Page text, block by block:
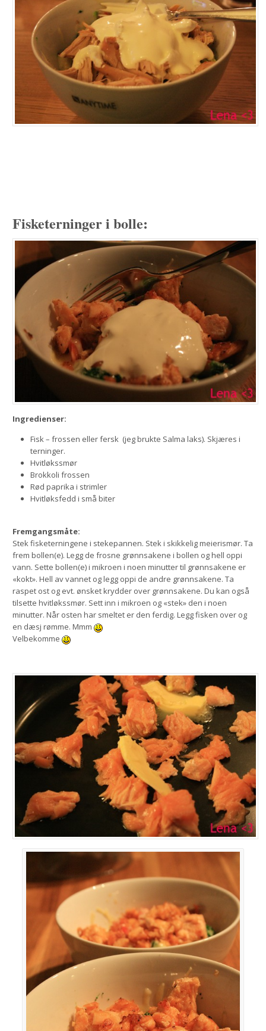
Fisketerninger i bolle:
Ingredienser:
Fisk – frossen eller fersk (jeg brukte Salma laks). Skjæres i
terninger.
Hvitløkssmør
Brokkoli frossen
Rød paprika i strimler
Hvitløksfedd i små biter
Fremgangsmåte:
Stek fisketerningene i stekepannen. Stek i skikkelig meierismør. Ta
frem bollen(e). Legg de frosne grønnsakene i bollen og hell oppi
vann. Sette bollen(e) i mikroen i noen minutter til grønnsakene er
«kokt». Hell av vannet og legg oppi de andre grønnsakene. Ta
raspet ost og evt. ønsket krydder over grønnsakene. Du kan også
tilsette hvitløkssmør. Sett inn i mikroen og «stek» den i noen
minutter. Når osten har smeltet er den ferdig. Legg fisken over og
en dæsj rømme. Mmm
Velbekomme